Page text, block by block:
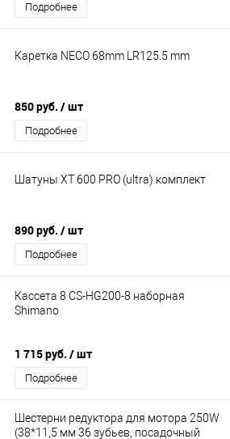
Подробнее
Каретка NECO 68mm LR125.5 mm
850 руб. / шт
Подробнее
Шатуны XT 600 PRO (ultra) комплект
890 руб. / шт
Подробнее
Кассета 8 CS-HG200-8 наборная
Shimano
1 715 руб. / шт
Подробнее
Шестерни редуктора для мотора 250W
(38*11,5 мм 36 зубьев, посадочный